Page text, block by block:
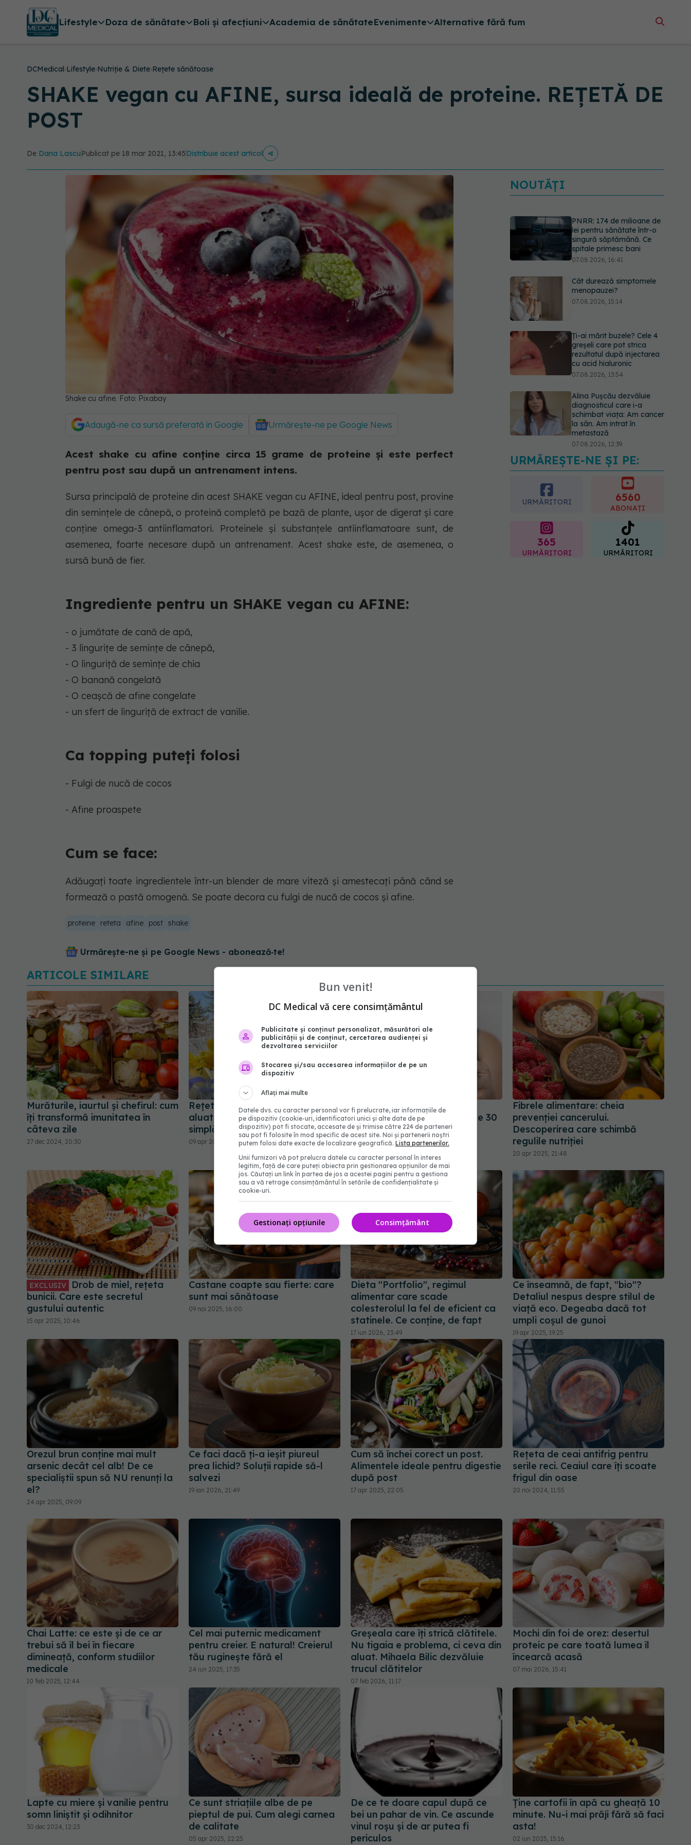
Lifestyle Doza de sănătate Boli și afecțiuni Academia de sănătateEvenimente Alternative fără fum
DCMedical›Lifestyle›Nutriție & Diete›Rețete sănătoase
SHAKE vegan cu AFINE, sursa ideală de proteine. REȚETĂ DE
POST
De Dana Lascu Publicat pe 18 mar 2021, 13:45Distribuie acest articol
Shake cu afine. Foto: Pixabay
Adaugă-ne ca sursă preferată în Google Urmărește-ne pe Google News
Acest shake cu afine conține circa 15 grame de proteine și este perfect
pentru post sau după un antrenament intens.
Sursa principală de proteine din acest SHAKE vegan cu AFINE, ideal pentru post, provine
din semințele de cânepă, o proteină completă pe bază de plante, ușor de digerat și care
conține omega-3 antiinflamatori. Proteinele și substanțele antiinflamatoare sunt, de
asemenea, foarte necesare după un antrenament. Acest shake este, de asemenea, o
sursă bună de fier.
Ingrediente pentru un SHAKE vegan cu AFINE:
- o jumătate de cană de apă,
- 3 lingurițe de semințe de cânepă,
- O linguriță de semințe de chia
- O banană congelată
- O ceașcă de afine congelate
- un sfert de linguriță de extract de vanilie.
Ca topping puteți folosi
- Fulgi de nucă de cocos
- Afine proaspete
Cum se face:
Adăugați toate ingredientele într-un blender de mare viteză și amestecați până când se
formează o pastă omogenă. Se poate decora cu fulgi de nucă de cocos și afine.
proteine reteta afine post shake
Urmărește-ne și pe Google News - abonează‑te!
NOUTĂȚI
PNRR: 174 de milioane de
lei pentru sănătate într-o
singură săptămână. Ce
spitale primesc bani
07.08.2026, 16:41
Cât durează simptomele
menopauzei?
07.08.2026, 15:14
Ți-ai mărit buzele? Cele 4
greșeli care pot strica
rezultatul după injectarea
cu acid hialuronic
07.08.2026, 13:54
Alina Pușcău dezvăluie
diagnosticul care i-a
schimbat viața: Am cancer
la sân. Am intrat în
metastază
07.08.2026, 12:39
Dieta care poate crește
brusc colesterolul. Cine
este mai expus
07.08.2026, 17:22
URMĂREȘTE-NE ȘI PE:
URMĂRITORI 6560
ABONAȚI
365
URMĂRITORI
1401
URMĂRITORI
ARTICOLE SIMILARE
Murăturile, iaurtul și chefirul: cum
îți transformă imunitatea în
câteva zile
27 dec 2024, 20:30
Rețeta virală de pască fără
aluat a lui chef Sorin Bontea:
simplă, rapidă și delicioasă
09 apr 2026, 13:01
Ce se întâmplă în corpul tău
când renunți la zahăr timp de 30
de zile
16 feb 2025, 18:28
Fibrele alimentare: cheia
prevenției cancerului.
Descoperirea care schimbă
regulile nutriției
20 apr 2025, 21:48
EXCLUSIV
Drob de miel, rețeta
bunicii. Care este secretul
gustului autentic
15 apr 2025, 10:46
Castane coapte sau fierte: care
sunt mai sănătoase
09 noi 2025, 16:00
Dieta "Portfolio", regimul
alimentar care scade
colesterolul la fel de eficient ca
statinele. Ce conține, de fapt
17 iun 2026, 23:49
Ce înseamnă, de fapt, "bio"?
Detaliul nespus despre stilul de
viață eco. Degeaba dacă tot
umpli coșul de gunoi
19 apr 2025, 19:25
Orezul brun conține mai mult
arsenic decât cel alb! De ce
specialiștii spun să NU renunți la
el?
24 apr 2025, 09:09
Ce faci dacă ți-a ieșit piureul
prea lichid? Soluții rapide să-l
salvezi
19 ian 2026, 21:49
Cum să închei corect un post.
Alimentele ideale pentru digestie
după post
17 apr 2025, 22:05
Rețeta de ceai antifrig pentru
serile reci. Ceaiul care îți scoate
frigul din oase
20 noi 2024, 11:55
Chai Latte: ce este și de ce ar
trebui să îl bei în fiecare
dimineață, conform studiilor
medicale
10 feb 2025, 12:44
Cel mai puternic medicament
pentru creier. E natural! Creierul
tău ruginește fără el
24 iun 2025, 17:35
Greșeala care îți strică clătitele.
Nu tigaia e problema, ci ceva din
aluat. Mihaela Bilic dezvăluie
trucul clătitelor
07 feb 2026, 11:17
Mochi din foi de orez: desertul
proteic pe care toată lumea îl
încearcă acasă
07 mai 2026, 15:41
Lapte cu miere și vanilie pentru
somn liniștit și odihnitor
30 dec 2024, 12:23
Ce sunt striațiile albe de pe
pieptul de pui. Cum alegi carnea
de calitate
05 apr 2025, 22:25
De ce te doare capul după ce
bei un pahar de vin. Ce ascunde
vinul roșu și de ar putea fi
periculos
Ține cartofii în apă cu gheață 10
minute. Nu-i mai prăji fără să faci
asta!
02 iun 2025, 15:16
Bun venit!
DC Medical vă cere consimțământul
Publicitate și conținut personalizat, măsurători ale
publicității și de conținut, cercetarea audienței și
dezvoltarea serviciilor
Stocarea și/sau accesarea informațiilor de pe un
dispozitiv
Aflați mai multe
Datele dvs. cu caracter personal vor fi prelucrate, iar informațiile de
pe dispozitiv (cookie-uri, identificatori unici și alte date de pe
dispozitiv) pot fi stocate, accesate de și trimise către 224 de parteneri
sau pot fi folosite în mod specific de acest site. Noi și partenerii noștri
putem folosi date exacte de localizare geografică. Lista partenerilor.
Unii furnizori vă pot prelucra datele cu caracter personal în interes
legitim, față de care puteți obiecta prin gestionarea opțiunilor de mai
jos. Căutați un link în partea de jos a acestei pagini pentru a gestiona
sau a vă retrage consimțământul în setările de confidențialitate și
cookie-uri.
Consimțământ
Gestionați opțiunile